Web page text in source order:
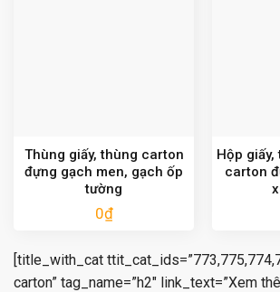
Thùng giấy, thùng carton
đựng gạch men, gạch ốp
tường
0₫
Hộp
carton
[title_with_cat
carton” tag_name=”h2″ link_text=”Xem